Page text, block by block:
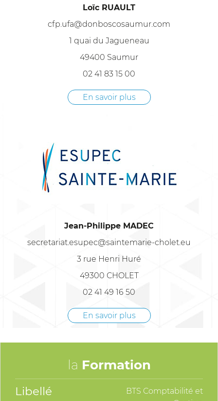
Loïc RUAULT
cfp.ufa@donboscosaumur.com
1 quai du Jagueneau
49400 Saumur
02 41 83 15 00
En savoir plus
Jean-Philippe MADEC
secretariat.esupec@saintemarie-cholet.eu
3 rue Henri Huré
49300 CHOLET
02 41 49 16 50
En savoir plus
la Formation
Libellé
BTS Comptabilité et